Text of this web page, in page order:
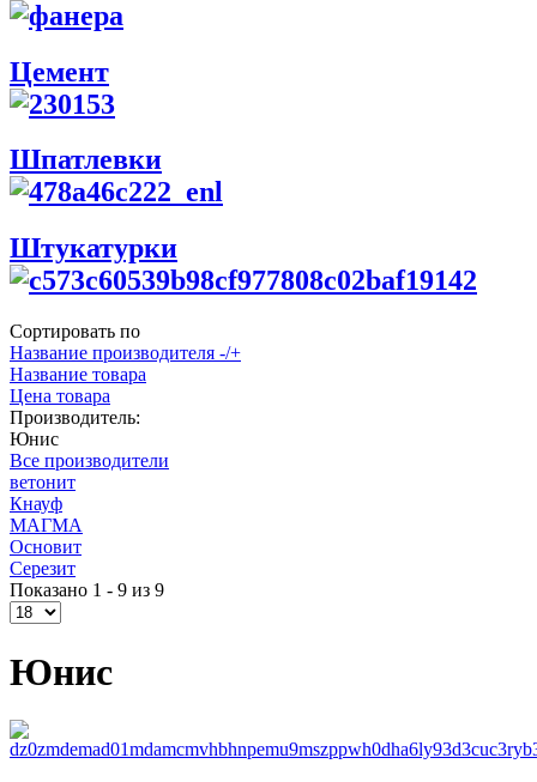
Цемент
Шпатлевки
Штукатурки
Сортировать по
Название производителя -/+
Название товара
Цена товара
Производитель:
Юнис
Все производители
ветонит
Кнауф
МАГМА
Основит
Серезит
Показано 1 - 9 из 9
Юнис